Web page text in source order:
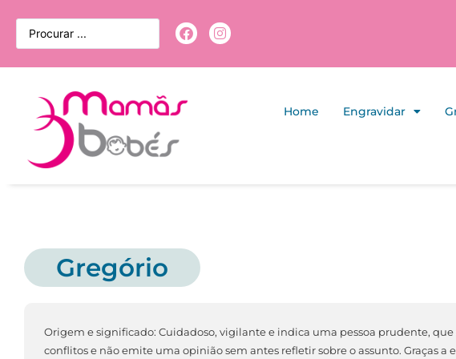
Home Engravidar
Gregório
Origem e significado: Cuidadoso, vigilante e indica uma pessoa prudente,
conflitos e não emite uma opinião sem antes refletir sobre o assunto. Graças a